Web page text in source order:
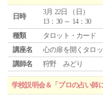
日時
3月 22日 （日）
13：30 ～ 14：30
種類
タロット・カード
講座名
心の扉を開くタロ
講師名
狩野 みどり
学校説明会＆「プロの占い師